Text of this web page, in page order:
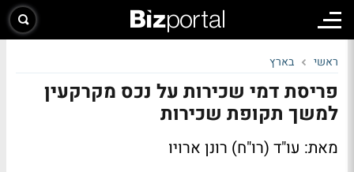
ראשי בארץ
פריסת דמי שכירות על נכס מקרקעין
למשך תקופת שכירות
מאת: עו"ד (רו"ח) רונן ארויו